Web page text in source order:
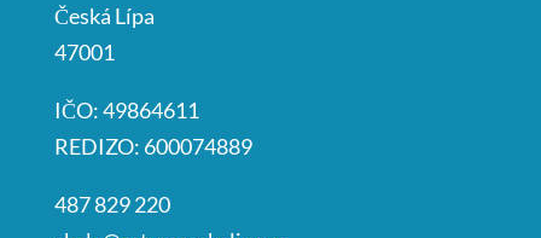
Česká Lípa
47001
IČO: 49864611
REDIZO: 600074889
487 829 220